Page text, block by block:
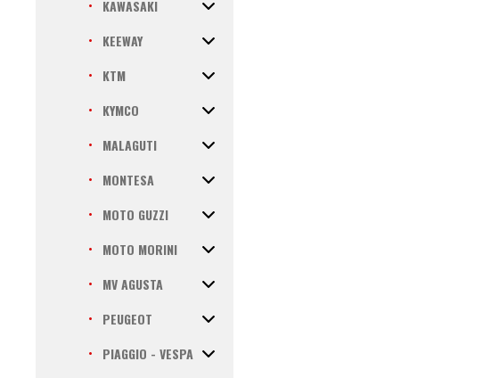
KAWASAKI
KEEWAY
KTM
KYMCO
MALAGUTI
MONTESA
MOTO GUZZI
MOTO MORINI
MV AGUSTA
PEUGEOT
PIAGGIO - VESPA